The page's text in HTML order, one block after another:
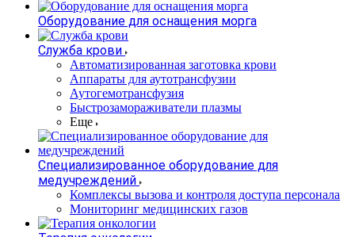
Оборудование для оснащения морга
Служба крови
Автоматизированная заготовка крови
Аппараты для аутотрансфузии
Аутогемотрансфузия
Быстрозамораживатели плазмы
Еще
Специализированное оборудование для
медучреждений
Комплексы вызова и контроля доступа персонала
Мониторинг медицинских газов